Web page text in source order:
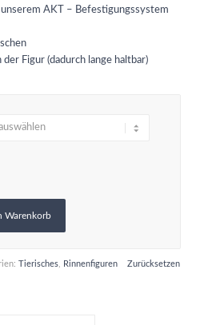
AKT – Befestigungssystem
Figur (dadurch lange haltbar)
Zurücksetzen
Warenkorb
Tierisches, Rinnenfiguren